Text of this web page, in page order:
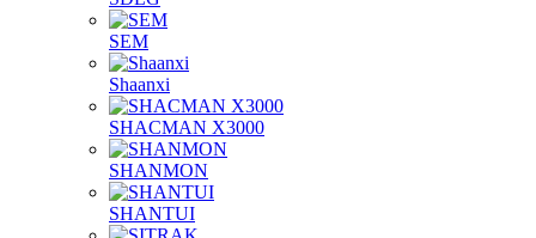
SEM
Shaanxi
SHACMAN X3000
SHANMON
SHANTUI